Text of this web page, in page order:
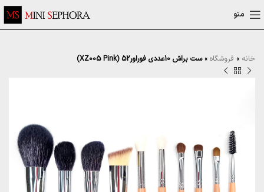
منو
خانه » فروشگاه »ست براش 10عددی فوراور52 (XZ005 Pink)